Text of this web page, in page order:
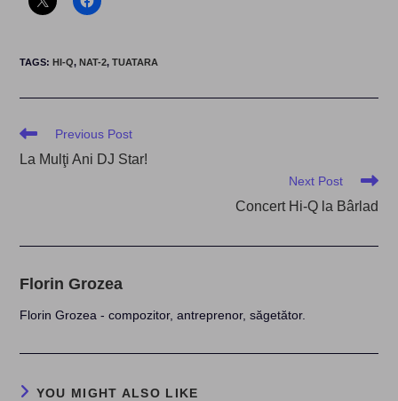
TAGS:HI-Q, NAT-2, TUATARA
Read
articles
Previous Post
La Mulţi Ani DJ Star!
Next Post
Concert Hi-Q la Bârlad
Florin Grozea
Florin Grozea - compozitor, antreprenor, săgetător.
YOU MIGHT ALSO LIKE